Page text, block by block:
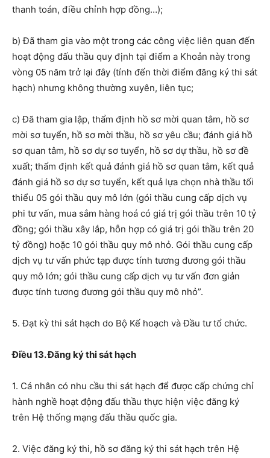
thanh toán, điều chỉnh hợp đồng…);
b) Đã tham gia vào một trong các công việc liên quan đến
hoạt động đấu thầu quy định tại điểm a Khoản này trong
vòng 05 năm trở lại đây (tính đến thời điểm đăng ký thi sát
hạch) nhưng không thường xuyên, liên tục;
c) Đã tham gia lập, thẩm định hồ sơ mời quan tâm, hồ sơ
mời sơ tuyển, hồ sơ mời thầu, hồ sơ yêu cầu; đánh giá hồ
sơ quan tâm, hồ sơ dự sơ tuyển, hồ sơ dự thầu, hồ sơ đề
xuất; thẩm định kết quả đánh giá hồ sơ quan tâm, kết quả
đánh giá hồ sơ dự sơ tuyển, kết quả lựa chọn nhà thầu tối
thiểu 05 gói thầu quy mô lớn (gói thầu cung cấp dịch vụ
phi tư vấn, mua sắm hàng hoá có giá trị gói thầu trên 10 tỷ
đồng; gói thầu xây lắp, hỗn hợp có giá trị gói thầu trên 20
tỷ đồng) hoặc 10 gói thầu quy mô nhỏ. Gói thầu cung cấp
dịch vụ tư vấn phức tạp được tính tương đương gói thầu
quy mô lớn; gói thầu cung cấp dịch vụ tư vấn đơn giản
được tính tương đương gói thầu quy mô nhỏ”.
5. Đạt kỳ thi sát hạch do Bộ Kế hoạch và Đầu tưtổ chức.
Điều 13. Đăng ký thi sát hạch
1. Cá nhân có nhu cầu thi sát hạch để được cấp chứng chỉ
hành nghề hoạt động đấu thầu thực hiện việc đăng ký
trên Hệ thống mạng đấu thầu quốc gia.
2. Việc đăng ký thi, hồ sơ đăng ký thi sát hạch trên Hệ